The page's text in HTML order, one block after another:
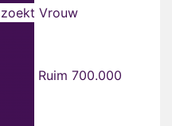
Vrouw
Ruim 700.000